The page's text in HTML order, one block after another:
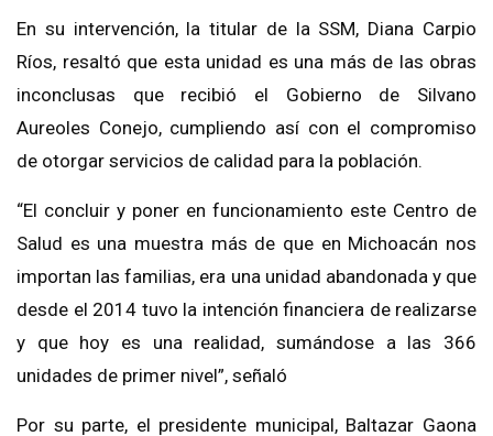
En su intervención, la titular de la SSM, Diana Carpio
Ríos, resaltó que esta unidad es una más de las obras
inconclusas que recibió el Gobierno de Silvano
Aureoles Conejo, cumpliendo así con el compromiso
de otorgar servicios de calidad para la población.
“El concluir y poner en funcionamiento este Centro de
Salud es una muestra más de que en Michoacán nos
importan las familias, era una unidad abandonada y que
desde el 2014 tuvo la intención financiera de realizarse
y que hoy es una realidad, sumándose a las 366
unidades de primer nivel”, señaló
Por su parte, el presidente municipal, Baltazar Gaona